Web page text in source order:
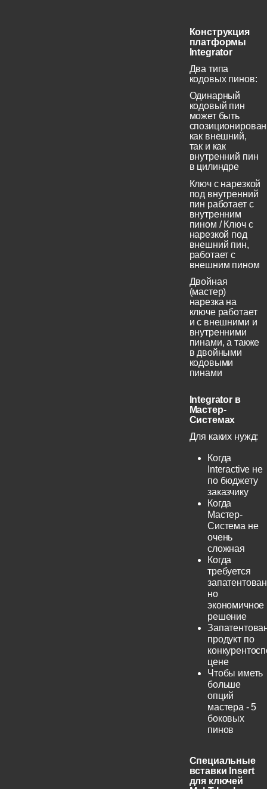
Конструкция
платформы
Integrator
Два типа
кодовых пинов:
Одинарный
кодовый пин
может быть
спозиционирован
как внешний,
так и как
внутренний пин
в цилиндре
Ключ с нарезкой
под внутренний
пин работает с
внутренним
пином / Ключ с
нарезкой под
внешний пин,
работает с
внешним пином
Двойная
(мастер)
нарезка на
ключе работает
и с внешними и
внутренними
пинами, а также
в двойными
кодовыми
пинами
Integrator в
Мастер-
Системах
Для каких нужд:
Когда
Interactive не
по бюджету
заказчику
Когда
Мастер-
Система не
очень
сложная
Когда
требуется
но
экономичное
решение
продукт по
цене
Чтобы иметь
больше
опций
мастера - 5
боковых
пинов
Специальные
вставки Insert
для ключей